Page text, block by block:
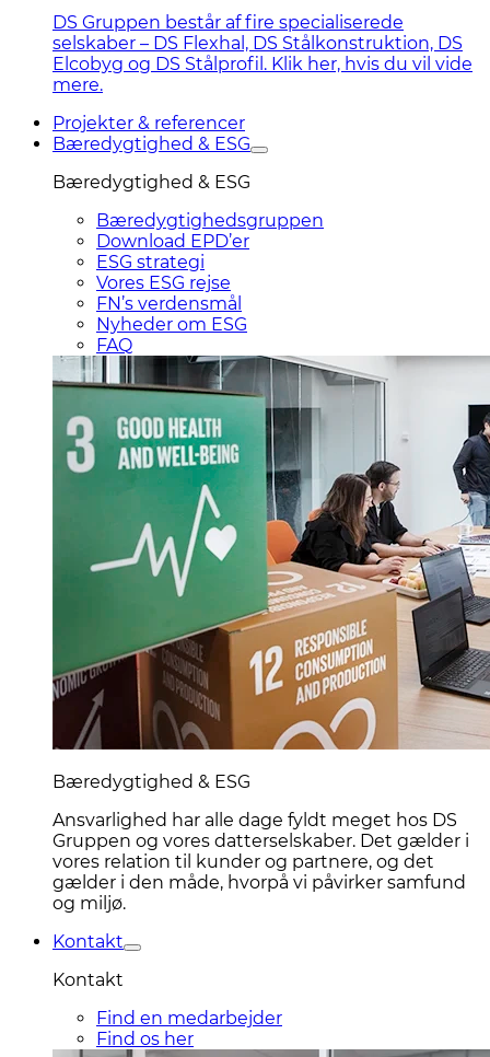
DS Gruppen består af fire specialiserede
selskaber – DS Flexhal, DS Stålkonstruktion, DS
Elcobyg og DS Stålprofil. Klik her, hvis du vil vide
mere.
Projekter & referencer
Bæredygtighed & ESG
Bæredygtighed & ESG
Bæredygtighedsgruppen
Download EPD’er
ESG strategi
Vores ESG rejse
FN’s verdensmål
Nyheder om ESG
FAQ
Bæredygtighed & ESG
Ansvarlighed har alle dage fyldt meget hos DS
Gruppen og vores datterselskaber. Det gælder i
vores relation til kunder og partnere, og det
gælder i den måde, hvorpå vi påvirker samfund
og miljø.
Kontakt
Kontakt
Find en medarbejder
Find os her